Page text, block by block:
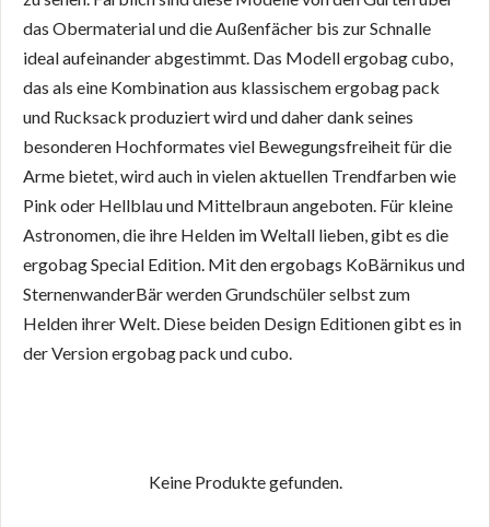
das Obermaterial und die Außenfächer bis zur Schnalle
ideal aufeinander abgestimmt. Das Modell ergobag cubo,
das als eine Kombination aus klassischem ergobag pack
und Rucksack produziert wird und daher dank seines
besonderen Hochformates viel Bewegungsfreiheit für die
Arme bietet, wird auch in vielen aktuellen Trendfarben wie
Pink oder Hellblau und Mittelbraun angeboten. Für kleine
Astronomen, die ihre Helden im Weltall lieben, gibt es die
ergobag Special Edition. Mit den ergobags KoBärnikus und
SternenwanderBär werden Grundschüler selbst zum
Helden ihrer Welt. Diese beiden Design Editionen gibt es in
der Version ergobag pack und cubo.
Keine Produkte gefunden.